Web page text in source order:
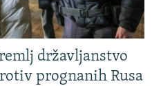
državljanstvo
prognanih Rusa